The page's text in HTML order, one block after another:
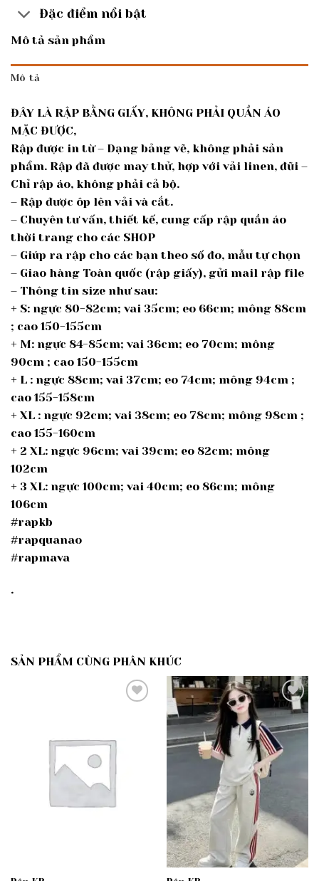
Đặc điểm nổi bật
Mô tả sản phẩm
Mô tả
ĐÂY LÀ RẬP BẰNG GIẤY, KHÔNG PHẢI QUẦN ÁO
MẶC ĐƯỢC,
Rập được in từ – Dạng bảng vẽ, không phải sản
phẩm. Rập đã được may thử, hợp với vải linen, đũi –
Chỉ rập áo, không phải cả bộ.
– Rập được ôp lên vải và cắt.
– Chuyên tư vấn, thiết kế, cung cấp rập quần áo
thời trang cho các SHOP
– Giúp ra rập cho các bạn theo số đo, mẫu tự chọn
– Giao hàng Toàn quốc (rập giấy), gửi mail rập file
– Thông tin size như sau:
+ S: ngực 80-82cm; vai 35cm; eo 66cm; mông 88cm
; cao 150-155cm
+ M: ngực 84-85cm; vai 36cm; eo 70cm; mông
90cm ; cao 150-155cm
+ L : ngực 88cm; vai 37cm; eo 74cm; mông 94cm ;
cao 155-158cm
+ XL : ngực 92cm; vai 38cm; eo 78cm; mông 98cm ;
cao 155-160cm
+ 2 XL: ngực 96cm; vai 39cm; eo 82cm; mông
102cm
+ 3 XL: ngực 100cm; vai 40cm; eo 86cm; mông
106cm
#rapkb
#rapquanao
#rapmava
.
SẢN PHẨM CÙNG PHÂN KHÚC
Add to
wishlist